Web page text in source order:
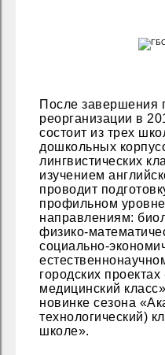
После завершения
реорганизации в
состоит из трех
дошкольных
лингвистических
изучением
проводит
профильном
направлениям:
физико-
социально-
городских
медицинский
новинке сезона
технологический)
школе».